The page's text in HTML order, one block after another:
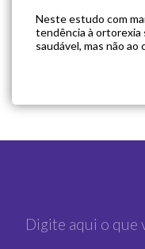
Neste estudo com
tendência à ortorexia
saudável, mas não